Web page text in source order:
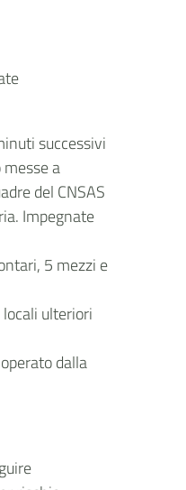
successivi
a
del CNSAS
Impegnate
5 mezzi e
locali ulteriori
dalla